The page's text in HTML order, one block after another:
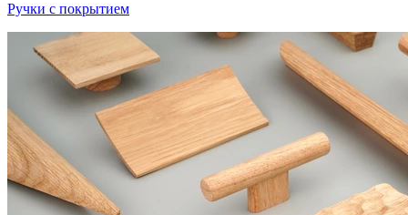
Ручки с покрытием